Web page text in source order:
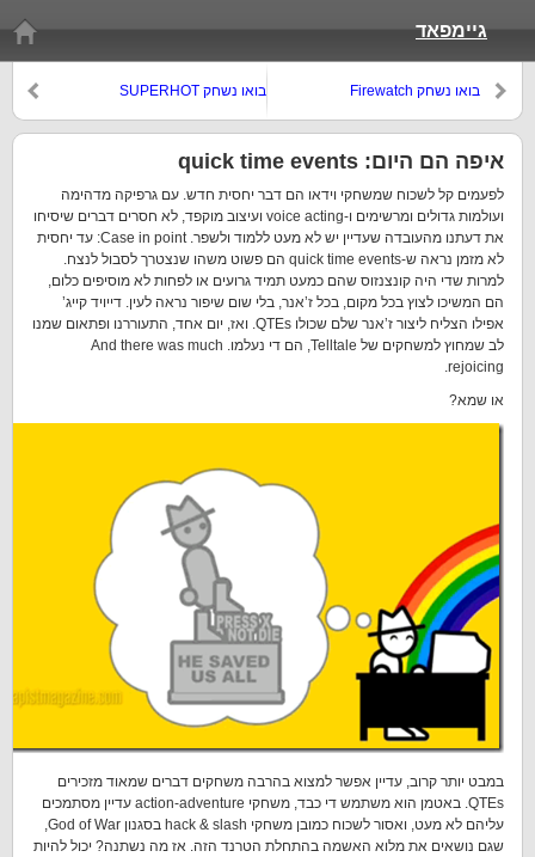
גיימפאד
בואו נשחק SUPERHOT בואו נשחק Firewatch
איפה הם היום: quick time events
לפעמים קל לשכוח שמשחקי וידאו הם דבר יחסית חדש. עם גרפיקה מדהימה
ועולמות גדולים ומרשימים ו-voice acting ועיצוב מוקפד, לא חסרים דברים שיסיחו
את דעתנו מהעובדה שעדיין יש לא מעט ללמוד ולשפר. Case in point: עד יחסית
לא מזמן נראה ש-quick time events הם פשוט משהו שנצטרך לסבול לנצח.
למרות שדי היה קונצנזוס שהם כמעט תמיד גרועים או לפחות לא מוסיפים כלום,
הם המשיכו לצוץ בכל מקום, בכל ז’אנר, בלי שום שיפור נראה לעין. דייויד קייג’
אפילו הצליח ליצור ז’אנר שלם שכולו QTEs. ואז, יום אחד, התעוררנו ופתאום שמנו
לב שמחוץ למשחקים של Telltale, הם די נעלמו. And there was much
rejoicing.
או שמא?
במבט יותר קרוב, עדיין אפשר למצוא בהרבה משחקים דברים שמאוד מזכירים
QTEs. באטמן הוא משתמש די כבד, משחקי action-adventure עדיין מסתמכים
עליהם לא מעט, ואסור לשכוח כמובן משחקי hack & slash בסגנון God of War,
שגם נושאים את מלוא האשמה בהתחלת הטרנד הזה. אז מה נשתנה? יכול להיות